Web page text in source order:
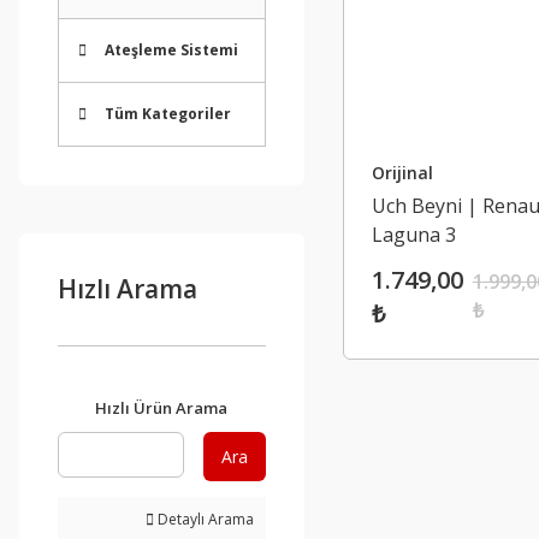
Ateşleme Sistemi
Tüm Kategoriler
Hızlı Arama
Hızlı Ürün Arama
Ara
Detaylı Arama
Orijinal
Uch Beyni |
Laguna 3
1.749,00
₺
₺